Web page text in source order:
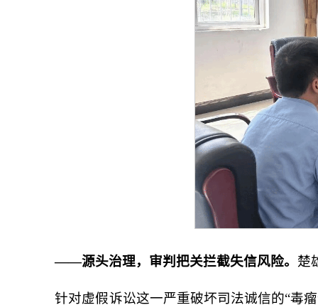
——源头治理，审判把关拦截失信风险。 楚
针对虚假诉讼这一严重破坏司法诚信的“毒